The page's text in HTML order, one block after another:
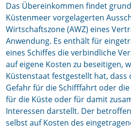
Das Übereinkommen findet
Küstenmeer vorgelagerten
Wirtschaftszone (AWZ) eines
Anwendung. Es enthält für
eines Schiffes die verbindliche
auf eigene Kosten zu beseitigen,
Küstenstaat festgestellt hat, dass
Gefahr für die Schifffahrt oder
für die Küste oder für damit
Interessen darstellt. Der
selbst auf Kosten des